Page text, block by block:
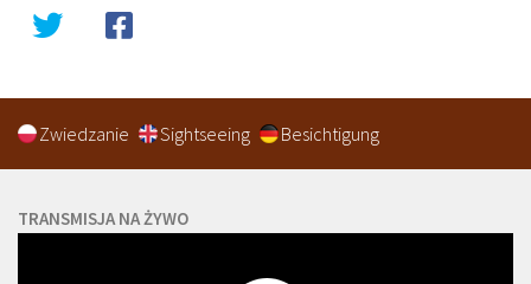
Zwiedzanie Sightseeing Besichtigung
TRANSMISJA NA ŻYWO